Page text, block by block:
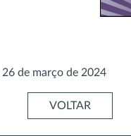
26 de março de 2024
VOLTAR